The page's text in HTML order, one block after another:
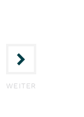
WEITER